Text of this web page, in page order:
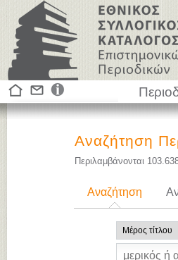
Αναζήτηση
Περιλαμβάνονται
Αναζήτηση